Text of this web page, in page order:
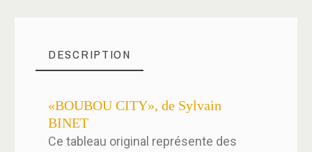
DESCRIPTION
«BOUBOU CITY», de Sylvain
BINET
Ce tableau original représente des